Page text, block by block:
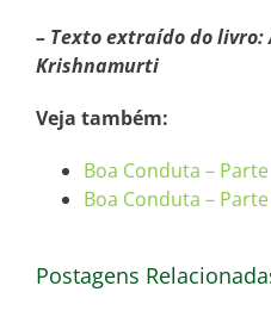
– Texto extraído do livro:
Krishnamurti
Veja também:
Boa Conduta – Parte
Boa Conduta –
Postagens